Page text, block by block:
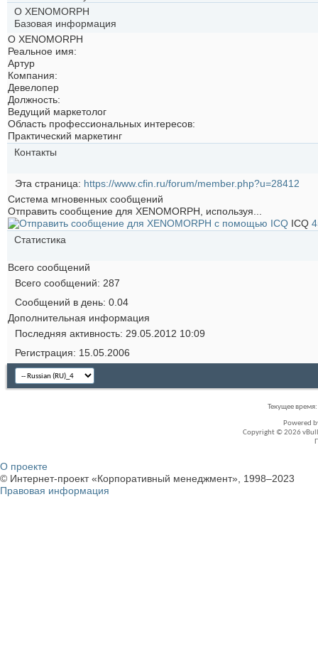
О XENOMORPH
Базовая информация
О XENOMORPH
Реальное имя:
Артур
Компания:
Девелопер
Должность:
Ведущий маркетолог
Область профессиональных интересов:
Практический маркетинг
Контакты
Эта страница
https://www.cfin.ru/forum/member.php?u=28412
Система мгновенных сообщений
Отправить сообщение для XENOMORPH, используя...
ICQ
Статистика
Всего сообщений
Всего сообщений
287
Сообщений в день 0.04
Дополнительная информация
Последняя активность 29.05.2012 10:09
Регистрация
15.05.2006
Текущее время:
Powered
Copyright © 2026
О проекте
© Интернет-проект «Корпоративный менеджмент», 1998–2023
Правовая информация